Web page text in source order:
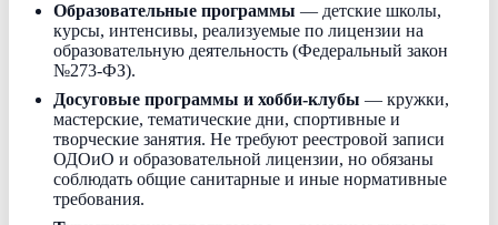
Образовательные программы — детские школы,
курсы, интенсивы, реализуемые по лицензии на
образовательную деятельность (Федеральный закон
№273-ФЗ).
Досуговые программы и хобби-клубы — кружки,
мастерские, тематические дни, спортивные и
творческие занятия. Не требуют реестровой записи
ОДОиО и образовательной лицензии, но обязаны
соблюдать общие санитарные и иные нормативные
требования.